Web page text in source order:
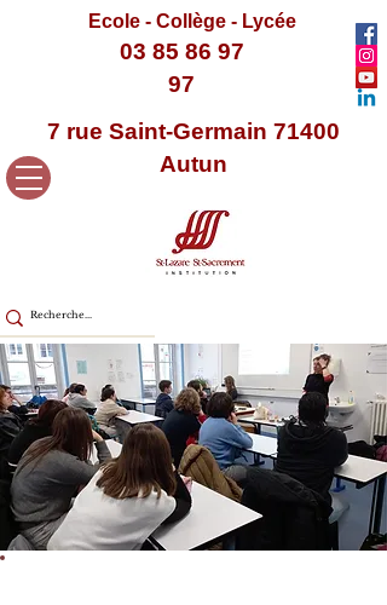
Ecole - Collège - Lycée
03 85 86 97
97
7 rue Saint-Germain 71400
Autun